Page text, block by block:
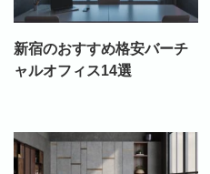
新宿のおすすめ格安バーチ
ャルオフィス14選